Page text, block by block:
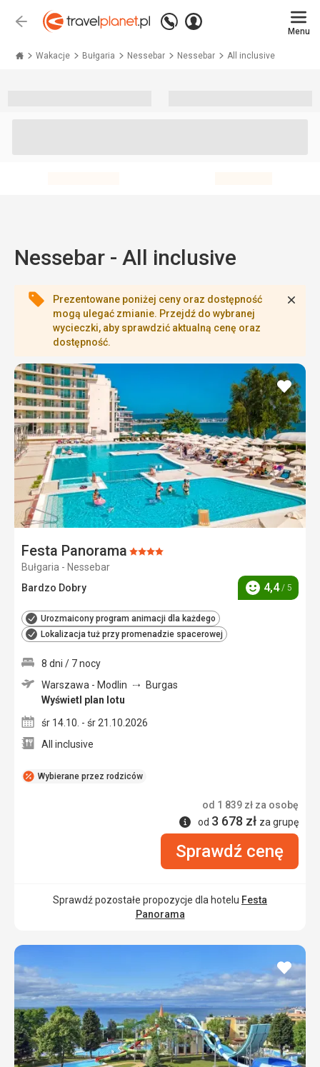
Wstecz
Zadzwoń
+48 71 771 76 55
Zaloguj
Menu
Wakacje Bułgaria Nessebar Nessebar All inclusive
Nessebar - All inclusive
Prezentowane poniżej ceny oraz dostępność
mogą ulegać zmianie. Przejdź do wybranej
wycieczki, aby sprawdzić aktualną cenę oraz
dostępność.
Festa Panorama Ocena:
Bułgaria - Nessebar
Bardzo Dobry
Ocena
4,4/ 5
Urozmaicony program animacji dla każdego
Lokalizacja tuż przy promenadzie spacerowej
dodaj
do
Wybierane przez rodziców
8 dni / 7 nocy
Warszawa - Modlin
Burgas
Wyświetl plan lotu
śr 14.10. - śr 21.10.2026
All inclusive
od 1 839 zł za osobę
Informacje
od 3 678 zł za grupę
Sprawdź cenę
Sprawdź pozostałe propozycje dla hotelu Festa
Panorama
dodaj